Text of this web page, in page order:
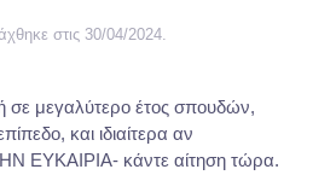
στις 30/04/2024.
ή σε μεγαλύτερο έτος σπουδών,
και ιδιαίτερα αν
ΕΥΚΑΙΡΙΑ- κάντε αίτηση τώρα.